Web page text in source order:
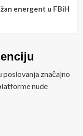
energent u FBiH
poslovanja značajno
nude